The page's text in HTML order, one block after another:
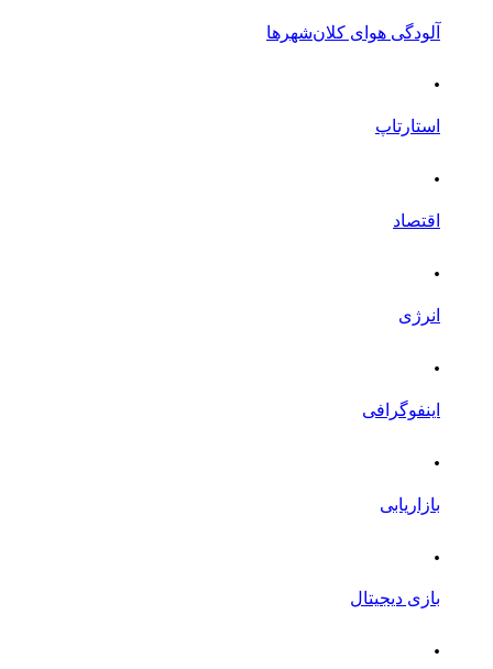
آلودگی هوای کلان‌شهرها
.
استارتاپ
.
اقتصاد
.
انرژی
.
اینفوگرافی
.
بازاریابی
.
بازی دیجیتال
.